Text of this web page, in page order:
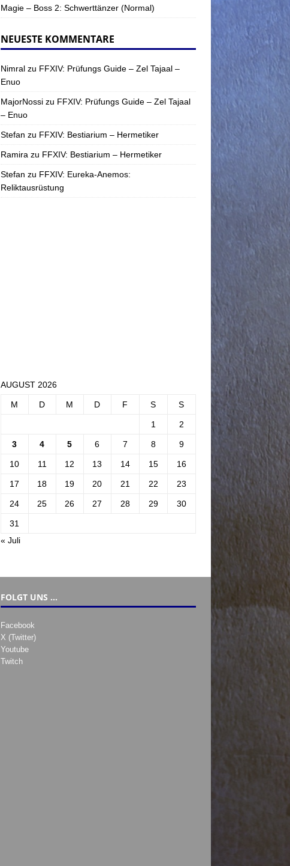
Magie – Boss 2: Schwerttänzer (Normal)
NEUESTE KOMMENTARE
Nimralzu FFXIV: Prüfungs Guide – Zel Tajaal –
Enuo
MajorNossizu FFXIV: Prüfungs Guide – Zel Tajaal
– Enuo
Stefan zu FFXIV: Bestiarium – Hermetiker
Ramira zu FFXIV: Bestiarium – Hermetiker
Stefan zu FFXIV: Eureka-Anemos:
Reliktausrüstung
AUGUST 2026
M D M D F S S
1 2
3 4 5 6 7 8 9
10 11 12 13 14 15 16
17 18 19 20 21 22 23
24 25 26 27 28 29 30
31
« Juli
FOLGT UNS …
Facebook
X (Twitter)
Youtube
Twitch